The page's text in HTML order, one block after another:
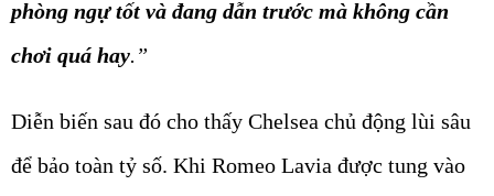
phòng ngự tốt và đang dẫn trước mà không cần
chơi quá hay.”
Diễn biến sau đó cho thấy Chelsea chủ động lùi sâu
để bảo toàn tỷ số. Khi Romeo Lavia được tung vào